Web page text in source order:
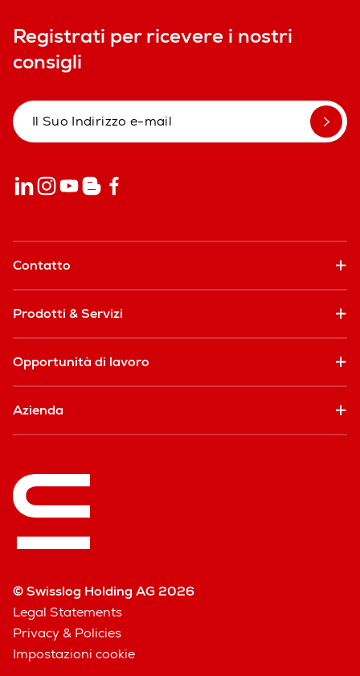
Registrati per ricevere i nostri
consigli
Contatto
Prodotti & Servizi
Opportunità di lavoro
Azienda
© Swisslog Holding AG 2026
Legal Statements
Privacy & Policies
Impostazioni cookie